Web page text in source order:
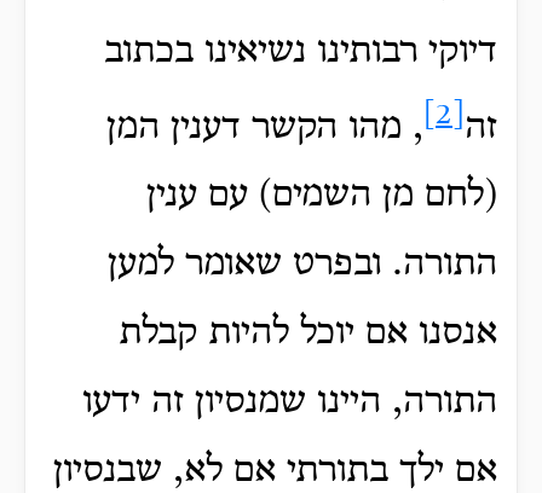
דיוקי רבותינו נשיאינו בכתוב
זה
, מהו הקשר דענין המן
(לחם מן השמים) עם ענין
התורה. ובפרט שאומר למען
אנסנו אם יוכל להיות קבלת
התורה, היינו שמנסיון זה ידעו
אם ילך בתורתי אם לא, שבנסיון